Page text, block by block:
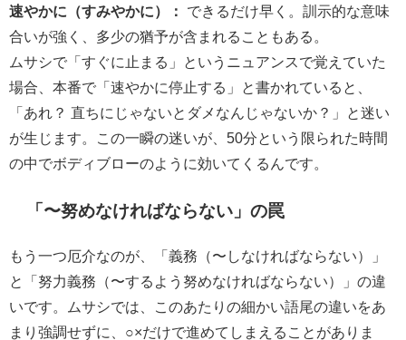
速やかに（すみやかに）：
できるだけ早く。訓示的な意味
合いが強く、多少の猶予が含まれることもある。
ムサシで「すぐに止まる」というニュアンスで覚えていた
場合、本番で「速やかに停止する」と書かれていると、
「あれ？ 直ちにじゃないとダメなんじゃないか？」と迷い
が生じます。この一瞬の迷いが、50分という限られた時間
の中でボディブローのように効いてくるんです。
「〜努めなければならない」の罠
もう一つ厄介なのが、「義務（〜しなければならない）」
と「努力義務（〜するよう努めなければならない）」の違
いです。ムサシでは、このあたりの細かい語尾の違いをあ
まり強調せずに、○×だけで進めてしまえることがありま